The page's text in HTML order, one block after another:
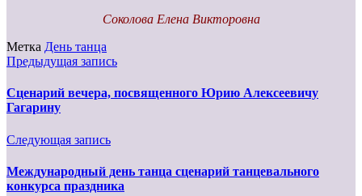
Соколова Елена Викторовна
Метка День танца
Предыдущая запись
Сценарий вечера, посвященного Юрию Алексеевичу
Гагарину
Следующая запись
Международный день танца сценарий танцевального
конкурса праздника